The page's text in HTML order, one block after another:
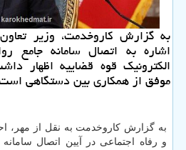
به گزارش کاروخدمت، وزیر
اشاره به اتصال سامانه جامع
الکترونیک قوه قضاییه اظهار
موفق از همکاری بین دستگاهی
به گزارش کاروخدمت به نقل از مهر،
و رفاه اجتماعی در آیین اتصال